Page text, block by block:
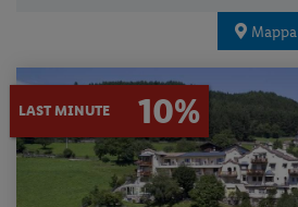
Mappa
LAST MINUTE 10%